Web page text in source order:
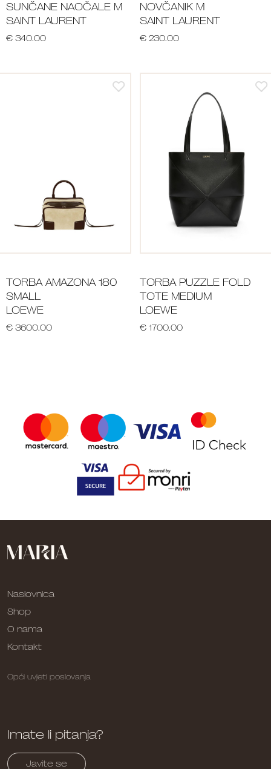
SUNČANE NAOČALE M
SAINT LAURENT
€ 340.00
NOVČANIK M
SAINT LAURENT
€ 230.00
TORBA AMAZONA 180
SMALL
LOEWE
€ 3600.00
TORBA PUZZLE FOLD
TOTE MEDIUM
LOEWE
€ 1700.00
Naslovnica
Shop
O nama
Kontakt
Opći uvjeti poslovanja
Imate li pitanja?
Javite se